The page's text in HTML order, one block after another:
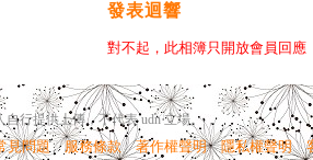
發表迴響
對不起，此相簿只開放會員回應
行提供上傳，不代表 udn 立場。
見問題︱服務條款︱著作權聲明︱隱私權聲明︱